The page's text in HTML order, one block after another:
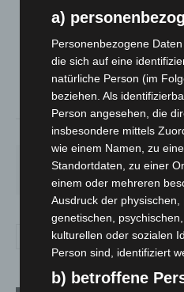
LANGENHAGEN
Überwiegend Bewölkt
51%
MO.
24° 24°
MI.
26
a)
Personenbezogene
die sich auf eine
natürliche Person (im
beziehen. Als
Person angesehen, die
insbesondere mittels
wie einem Namen, zu
Standortdaten, zu einer
einem oder mehreren
Ausdruck der physischen,
genetischen,
kulturellen oder sozialen
Person sind, identifiziert
b) betroffene